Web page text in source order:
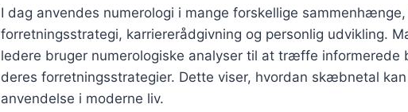
I dag anvendes numerologi i mange forskellige
forretningsstrategi, karriererådgivning og personlig udvikling.
ledere bruger numerologiske analyser til at træffe informerede
deres forretningsstrategier. Dette viser, hvordan skæbnetal
anvendelse i moderne liv.